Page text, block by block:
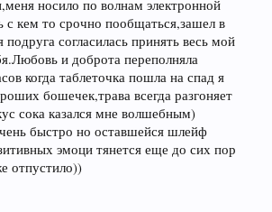
носило по волнам электронной
с кем то срочно пообщаться,зашел в
согласилась принять весь мой
и доброта переполняла
когда таблеточка пошла на спад я
бошечек,трава всегда разгоняет
сока казался мне волшебным)
быстро но оставшейся шлейф
эмоци тянется еще до сих пор
отпустило))